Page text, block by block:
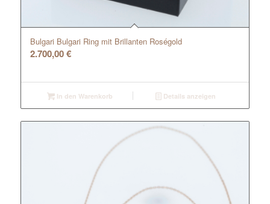
Bulgari Bulgari Ring mit Brillanten Roségold
2.700,00€
In den Warenkorb Details anzeigen